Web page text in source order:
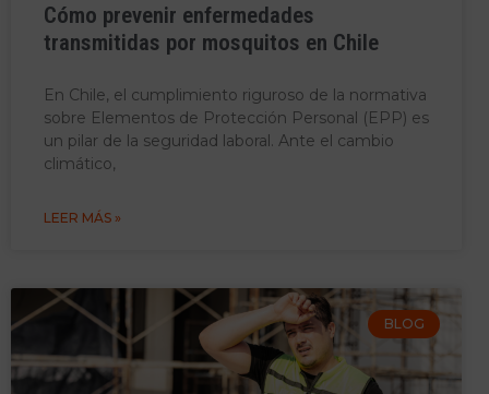
Cómo prevenir enfermedades
transmitidas por mosquitos en Chile
En Chile, el cumplimiento riguroso de la normativa
sobre Elementos de Protección Personal (EPP) es
un pilar de la seguridad laboral. Ante el cambio
climático,
LEER MÁS »
BLOG